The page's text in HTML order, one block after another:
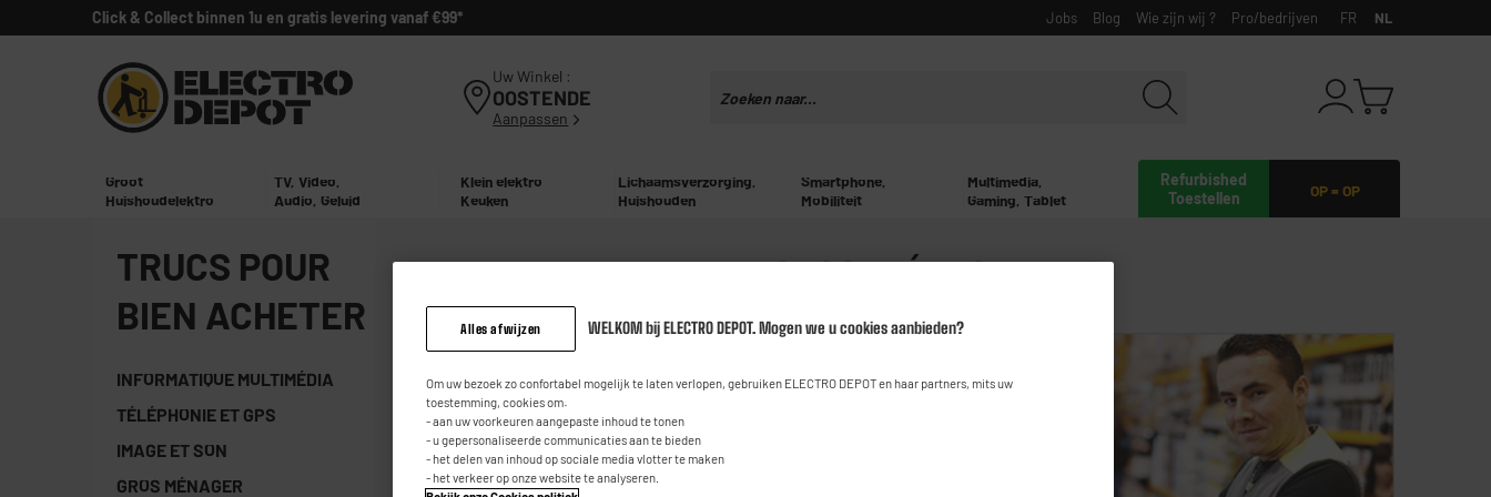
Click & Collect binnen 1u en gratis levering vanaf €99* Jobs Blog Wie zijn wij ? Pro/bedrijven FR NL
Uw Winkel :
OOSTENDE
Aanpassen
OP = OP
Refurbished
Toestellen
Groot
Huishoudelektro
TV, Video,
Audio, Geluid
Klein elektro
Keuken
Lichaamsverzorging,
Huishouden
Smartphone,
Mobiliteit
Multimedia,
Gaming, Tablet
TRUCS POUR
BIEN ACHETER
INFORMATIQUE MULTIMÉDIA
TÉLÉPHONIE ET GPS
IMAGE ET SON
GROS MÉNAGER
Alles afwijzen WELKOM bij ELECTRO DEPOT. Mogen we u cookies aanbieden?
Om uw bezoek zo confortabel mogelijk te laten verlopen, gebruiken ELECTRO DEPOT en haar partners, mits uw
toestemming, cookies om:
- aan uw voorkeuren aangepaste inhoud te tonen
- u gepersonaliseerde communicaties aan te bieden
- het delen van inhoud op sociale media vlotter te maken
- het verkeer op onze website te analyseren.